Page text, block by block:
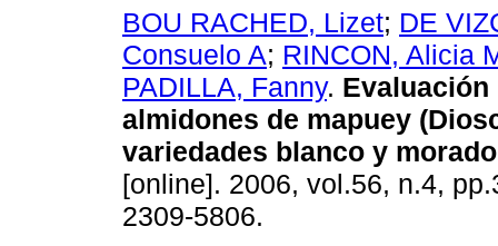
BOU RACHED, Lizet; DE
Consuelo A; RINCON, Alicia
PADILLA, Fanny. Evaluación
almidones de mapuey
variedades blanco y morado
[online]. 2006, vol.56, n.4,
2309-5806.